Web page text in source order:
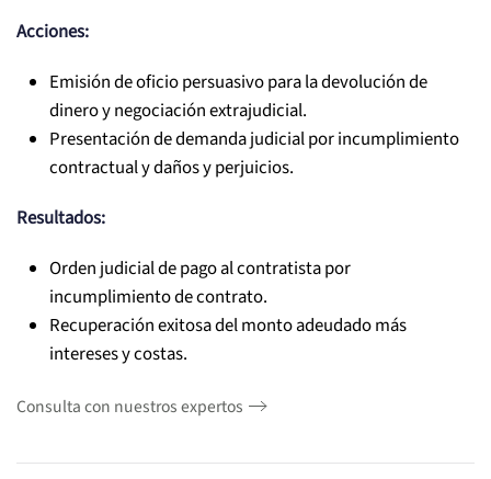
Acciones:
Emisión de oficio persuasivo para la devolución de
dinero y negociación extrajudicial.
Presentación de demanda judicial por incumplimiento
contractual y daños y perjuicios.
Resultados:
Orden judicial de pago al contratista por
incumplimiento de contrato.
Recuperación exitosa del monto adeudado más
intereses y costas.
Consulta con nuestros expertos